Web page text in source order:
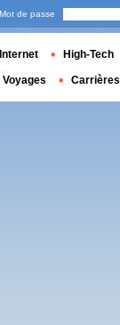
Mot de passe
Internet High-Tech
Voyages Carrières